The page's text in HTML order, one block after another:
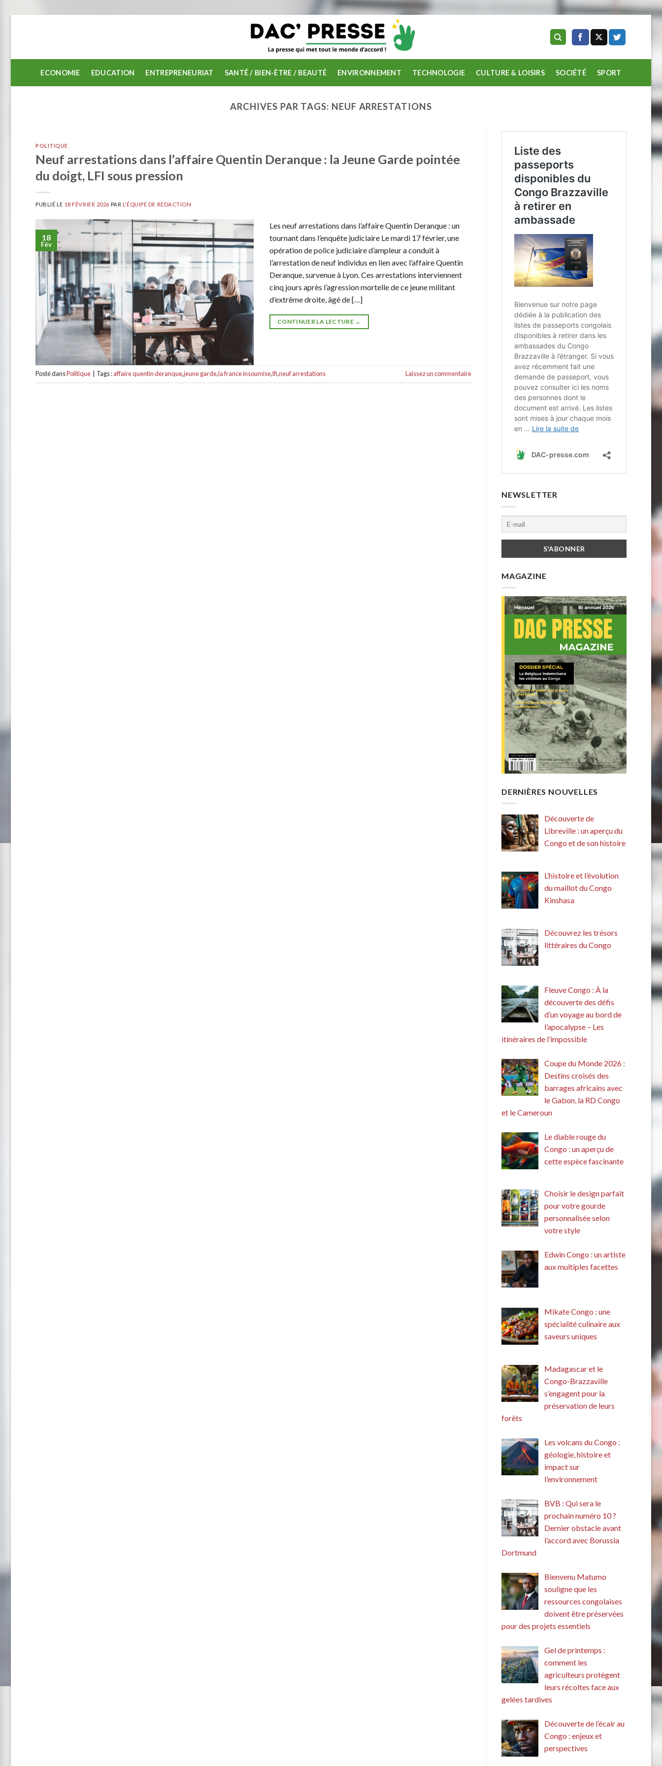
ECONOMIE EDUCATION ENTREPRENEURIAT SANTÉ / BIEN-ÊTRE / BEAUTÉ ENVIRONNEMENT TECHNOLOGIE CULTURE & LOISIRS SOCIÉTÉ SPORT
ARCHIVES PAR TAGS: NEUF ARRESTATIONS
POLITIQUE
Neuf arrestations dans l’affaire Quentin Deranque : la Jeune Garde pointée
du doigt, LFI sous pression
PUBLIÉ LE 18 FÉVRIER 2026 PAR L'ÉQUIPE DE REDACTION
18
Fév
Les neuf arrestations dans l’affaire Quentin Deranque : un
tournant dans l’enquête judiciaire Le mardi 17 février, une
opération de police judiciaire d’ampleur a conduit à
l’arrestation de neuf individus en lien avec l’affaire Quentin
Deranque, survenue à Lyon. Ces arrestations interviennent
cinq jours après l’agression mortelle de ce jeune militant
d’extrême droite, âgé de […]
CONTINUER LA LECTURE →
Posté dansPolitique Tags :affaire quentin deranque,jeune garde,la france insoumise,lfi,neuf arrestations Laissez un commentaire
NEWSLETTER
MAGAZINE
DERNIÈRES NOUVELLES
Découverte de
Libreville : un aperçu du
Congo et de son histoire
L’histoire et l’évolution
du maillot du Congo
Kinshasa
Découvrez les trésors
littéraires du Congo
Fleuve Congo : À la
découverte des défis
d’un voyage au bord de
l’apocalypse – Les
itinéraires de l’impossible
Coupe du Monde 2026 :
Destins croisés des
barrages africains avec
le Gabon, la RD Congo
et le Cameroun
Le diable rouge du
Congo : un aperçu de
cette espèce fascinante
Choisir le design parfait
pour votre gourde
personnalisée selon
votre style
Edwin Congo : un artiste
aux multiples facettes
Mikate Congo : une
spécialité culinaire aux
saveurs uniques
Madagascar et le
Congo-Brazzaville
s’engagent pour la
préservation de leurs
forêts
Les volcans du Congo :
géologie, histoire et
impact sur
l’environnement
BVB : Qui sera le
prochain numéro 10 ?
Dernier obstacle avant
l’accord avec Borussia
Dortmund
Bienvenu Matumo
souligne que les
ressources congolaises
doivent être préservées
pour des projets essentiels
Gel de printemps :
comment les
agriculteurs protègent
leurs récoltes face aux
gelées tardives
Découverte de l’écair au
Congo : enjeux et
perspectives